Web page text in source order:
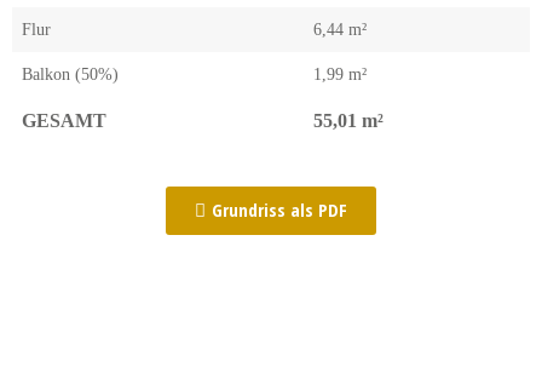
Flur 6,44 m²
Balkon (50%) 1,99 m²
GESAMT 55,01 m²
Grundriss als PDF